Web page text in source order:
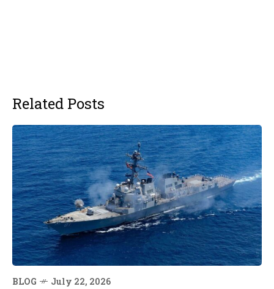
Related Posts
BLOG July 22, 2026